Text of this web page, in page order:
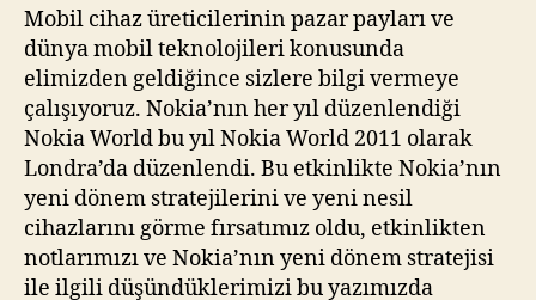
Mobil cihaz üreticilerinin pazar payları ve
dünya mobil teknolojileri konusunda
elimizden geldiğince sizlere bilgi vermeye
çalışıyoruz. Nokia’nın her yıl düzenlendiği
Nokia World bu yıl Nokia World 2011 olarak
Londra’da düzenlendi. Bu etkinlikte Nokia’nın
yeni dönem stratejilerini ve yeni nesil
cihazlarını görme fırsatımız oldu, etkinlikten
notlarımızı ve Nokia’nın yeni dönem stratejisi
ile ilgili düşündüklerimizi bu yazımızda